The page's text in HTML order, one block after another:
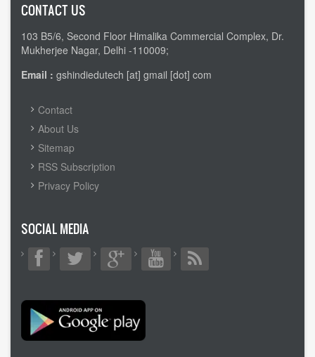
CONTACT US
103 B5/6, Second Floor Himalika Commercial Complex, Dr.
Mukherjee Nagar, Delhi -110009;
Email : gshindiedutech [at] gmail [dot] com
FOOTER
MENU
Contact
About Us
Sitemap
RSS Subscription
Privacy Policy
SOCIAL MEDIA